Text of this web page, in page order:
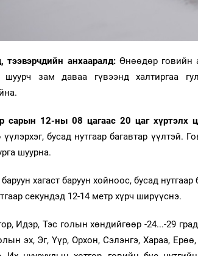
тээвэрчдийн анхааралд: Өнөөдөр говийн
шуурч зам даваа гүвээнд халтиргаа
сарын 12-ны 08 цагаас 20 цаг хүртэлх
бусад нутгаар багавтар үүлтэй.
шуурна.
хагаст баруун хойноос, бусад
секундэд 12-14 метр хүрч ширүүснэ.
Идэр, Тэс голын хөндийгөөр -24...-29
эх, Эг, Үүр, Орхон, Сэлэнгэ, Хараа,